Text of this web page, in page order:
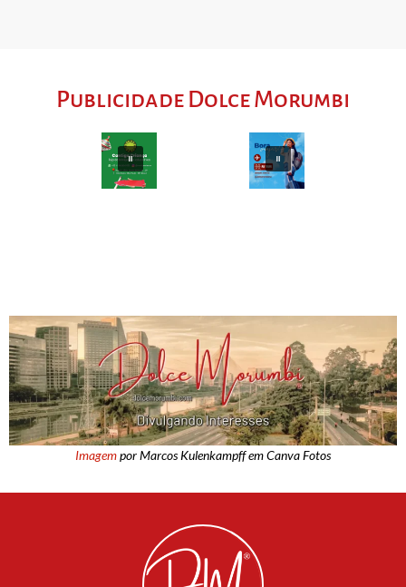
Publicidade Dolce Morumbi
Imagempor Marcos Kulenkampff em Canva Fotos